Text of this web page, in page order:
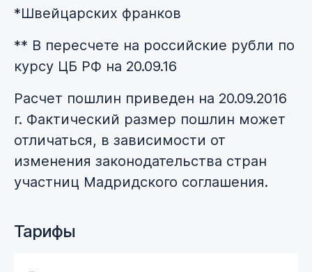
*Швейцарских франков
** В пересчете на российские рубли по
курсу ЦБ РФ на 20.09.16
Расчет пошлин приведен на 20.09.2016
г. Фактический размер пошлин может
отличаться, в зависимости от
изменения законодательства стран
участниц Мадридского соглашения.
Тарифы